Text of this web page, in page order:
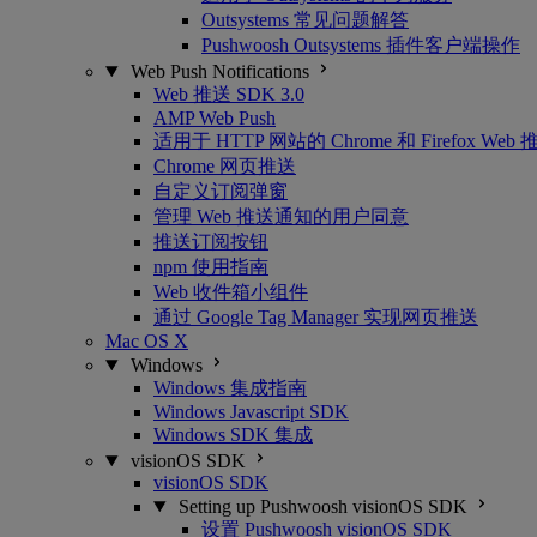
Outsystems 常见问题解答
Pushwoosh Outsystems 插件客户端操作
Web Push Notifications
Web 推送 SDK 3.0
AMP Web Push
适用于 HTTP 网站的 Chrome 和 Firefox Web
Chrome 网页推送
自定义订阅弹窗
管理 Web 推送通知的用户同意
推送订阅按钮
npm 使用指南
Web 收件箱小组件
通过 Google Tag Manager 实现网页推送
Mac OS X
Windows
Windows 集成指南
Windows Javascript SDK
Windows SDK 集成
visionOS SDK
visionOS SDK
Setting up Pushwoosh visionOS SDK
设置 Pushwoosh visionOS SDK